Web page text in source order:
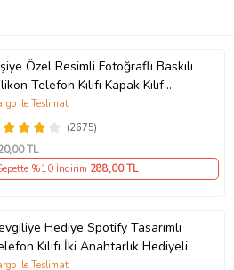
Özel Resimli Fotoğraflı Baskılı
Telefon Kılıfı Kapak Kılıf
Modelleri Açıklamada)
(2675)
ile Teslimat
,00 TL
%10 İndirim 288,00 TL
Hediye Spotify Tasarımlı
Kılıfı İki Anahtarlık Hediyeli
ile Teslimat